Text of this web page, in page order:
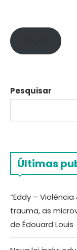
Pesquisar
Últimas
“Eddy –
trauma, as
de Édouard Louis